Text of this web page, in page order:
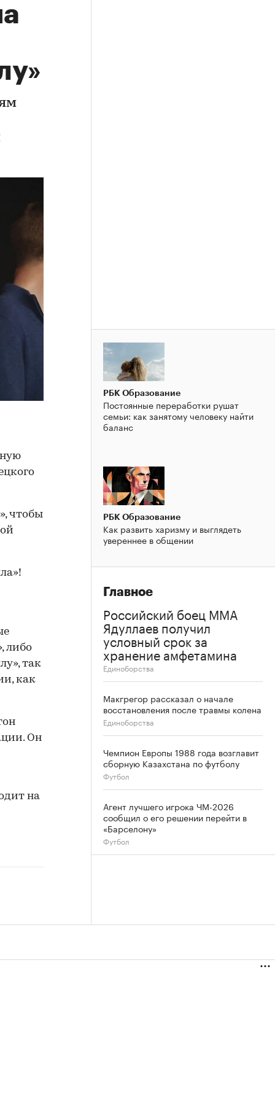
чтобы
либо
так
как
Он
на
РБК Образование
Постоянные переработки рушат
семьи: как занятому человеку найти
баланс
РБК Образование
Как развить харизму и выглядеть
увереннее в общении
Главное
Российский боец ММА
Ядуллаев получил
условный срок за
хранение амфетамина
Единоборства
Макгрегор рассказал о начале
восстановления после травмы колена
Единоборства
Чемпион Европы 1988 года возглавит
сборную Казахстана по футболу
Футбол
Агент лучшего игрока ЧМ-2026
сообщил о его решении перейти в
«Барселону»
Футбол